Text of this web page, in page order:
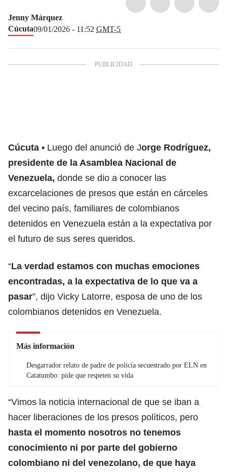
Jenny Márquez
Cúcuta09/01/2026 - 11:52 GMT-5
Cúcuta Luego del anunció de Jorge Rodríguez,
presidente de la Asamblea Nacional de
Venezuela, donde se dio a conocer las
excarcelaciones de presos que están en cárceles
del vecino país, familiares de colombianos
detenidos en Venezuela están a la expectativa por
el futuro de sus seres queridos.
“La verdad estamos con muchas emociones
encontradas, a la expectativa de lo que va a
pasar”, dijo Vicky Latorre, esposa de uno de los
colombianos detenidos en Venezuela.
Más información
Desgarrador relato de padre de policía secuestrado por ELN en
Catatumbo: pide que respeten su vida
“Vimos la noticia internacional de que se iban a
hacer liberaciones de los presos políticos, pero
hasta el momento nosotros no tenemos
conocimiento ni por parte del gobierno
colombiano ni del venezolano, de que haya